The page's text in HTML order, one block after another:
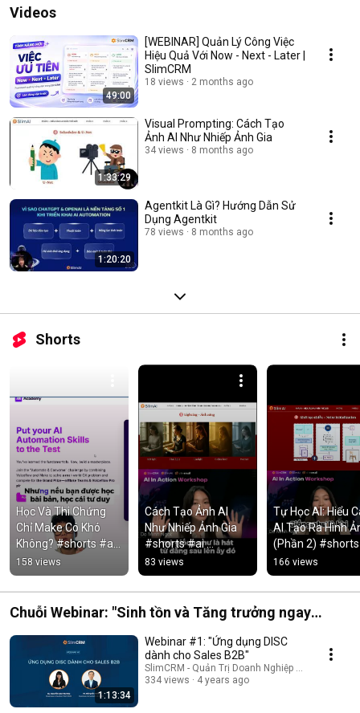
Videos
49:00
[WEBINAR] Quản Lý Công Việc
Hiệu Quả Với Now - Next - Later |
SlimCRM
18 views 2 months ago
1:33:29
Visual Prompting: Cách Tạo
Ảnh AI Như Nhiếp Ảnh Gia
34 views 8 months ago
1:20:20
Agentkit Là Gì? Hướng Dẫn Sử
Dụng Agentkit
78 views 8 months ago
Shorts
Học Và Thi Chứng
Chỉ Make Có Khó
Không? #shorts #ai
#aiautomation
#aiautomationagen
cy #slimai
158 views
Cách Tạo Ảnh AI
Như Nhiếp Ảnh Gia
#shorts #ai
#trítuệnhântạo
#aitaoanh #slimai
83 views
Tự Học AI: Hiểu
AI Tạo Ra Hình
(Phần 2) #shorts
#slimai #ai
#trítuệnhântạo
#aitaoanh
166 views
Chuỗi Webinar: "Sinh tồn và Tăng trưởng ngay
trong đại dịch"
1:13:34
Webinar #1: "Ứng dụng DISC
dành cho Sales B2B"
SlimCRM - Quản Trị Doanh Nghiệp Số
334 views
4 years ago